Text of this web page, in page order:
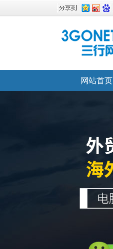
网站首页